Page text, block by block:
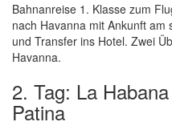
Bahnanreise 1. Klasse zum
nach Havanna mit Ankunft
und Transfer ins Hotel. Zwei
Havanna.
2. Tag: La
Patina